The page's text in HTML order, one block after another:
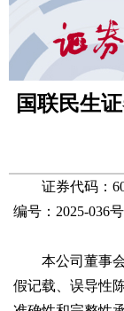
国联民生
证券代码：
编号：2025-036号
本公司董事会
假记载、误导性